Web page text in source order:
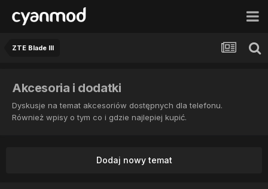
ZTE Blade III
Akcesoria i dodatki
Dyskusje na temat akcesoriów dostępnych dla telefonu.
Również wpisy o tym co i gdzie najlepiej kupić.
Dodaj nowy temat